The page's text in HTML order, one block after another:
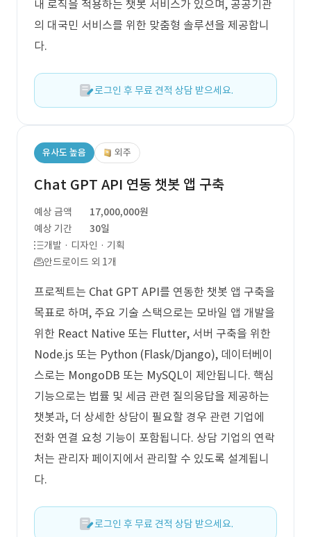
내 로직을 적용하는 챗봇 서비스가 있으며, 공공기관
의 대국민 서비스를 위한 맞춤형 솔루션을 제공합니
다.
로그인 후 무료 견적 상담 받으세요.
유사도 높음 외주
Chat GPT API 연동 챗봇 앱 구축
예상 금액
17,000,000원
예상 기간
30일
개발 · 디자인 · 기획
안드로이드 외 1개
프로젝트는 Chat GPT API를 연동한 챗봇 앱 구축을
목표로 하며, 주요 기술 스택으로는 모바일 앱 개발을
위한 React Native 또는 Flutter, 서버 구축을 위한
Node.js 또는 Python (Flask/Django), 데이터베이
스로는 MongoDB 또는 MySQL이 제안됩니다. 핵심
기능으로는 법률 및 세금 관련 질의응답을 제공하는
챗봇과, 더 상세한 상담이 필요할 경우 관련 기업에
전화 연결 요청 기능이 포함됩니다. 상담 기업의 연락
처는 관리자 페이지에서 관리할 수 있도록 설계됩니
다.
로그인 후 무료 견적 상담 받으세요.